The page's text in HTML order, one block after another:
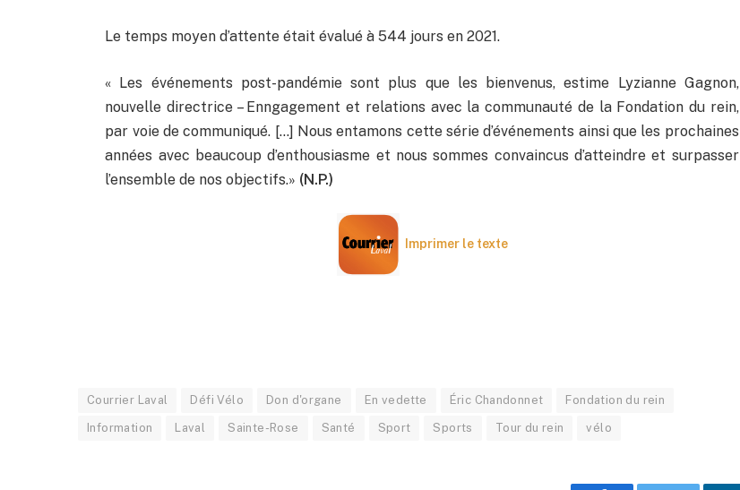
Le temps moyen d’attente était évalué à 544 jours en 2021.
« Les événements post-pandémie sont plus que les bienvenus, estime Lyzianne Gagnon,
nouvelle directrice – Enngagement et relations avec la communauté de la Fondation du rein,
par voie de communiqué. […] Nous entamons cette série d’événements ainsi que les prochaines
années avec beaucoup d’enthousiasme et nous sommes convaincus d’atteindre et surpasser
l’ensemble de nos objectifs.» (N.P.)
Imprimer le texte
Courrier Laval Défi Vélo Don d'organe En vedette Éric Chandonnet Fondation du rein
Information Laval Sainte-Rose Santé Sport Sports Tour du rein vélo